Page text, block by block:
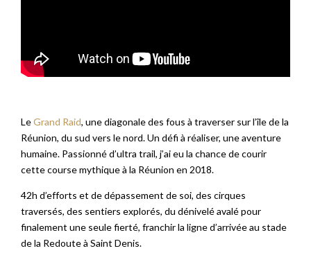
LeGrand Raid, une diagonale des fous à traverser sur l’île de la
Réunion, du sud vers le nord. Un défi à réaliser, une aventure
humaine. Passionné d’ultra trail, j’ai eu la chance de courir
cette course mythique à la Réunion en 2018.
42h d’efforts et de dépassement de soi, des cirques
traversés, des sentiers explorés, du dénivelé avalé pour
finalement une seule fierté, franchir la ligne d’arrivée au stade
de la Redoute à Saint Denis.